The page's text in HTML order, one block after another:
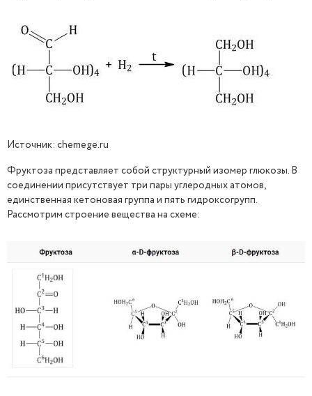
Источник: chemege.ru
Фруктоза представляет собой структурный изомер глюкозы. В
соединении присутствует три пары углеродных атомов,
единственная кетоновая группа и пять гидроксогрупп.
Рассмотрим строение вещества на схеме: